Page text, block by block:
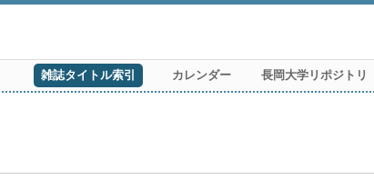
雑誌タイトル索引 カレンダー 長岡大学リポジトリ